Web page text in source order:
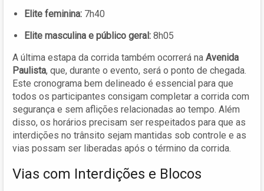
Elite feminina: 7h40
Elite masculina e público geral: 8h05
A última estapa da corrida também ocorrerá na Avenida
Paulista, que, durante o evento, será o ponto de chegada.
Este cronograma bem delineado é essencial para que
todos os participantes consigam completar a corrida com
segurança e sem aflições relacionadas ao tempo. Além
disso, os horários precisam ser respeitados para que as
interdições no trânsito sejam mantidas sob controle e as
vias possam ser liberadas após o término da corrida.
Vias com Interdições e Blocos